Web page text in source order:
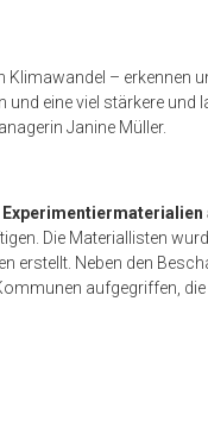
– erkennen
eine viel stärkere und
Janine Müller.
Die Materiallisten
erstellt. Neben den
aufgegriffen,